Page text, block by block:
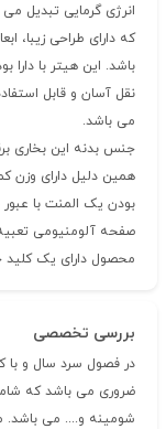
انرژی گرمایی تبدیل
که دارای طراحی
نقل آسان و قابل
می باشد.
جنس بدنه این بخاری
بودن یک المنت با عبور
صفحه آلومنیومی
محصول دارای یک
بررسی تخصصی
در فصول سرد سال و با
ضروری می باشد که شامل
شومینه و.... می باشد.